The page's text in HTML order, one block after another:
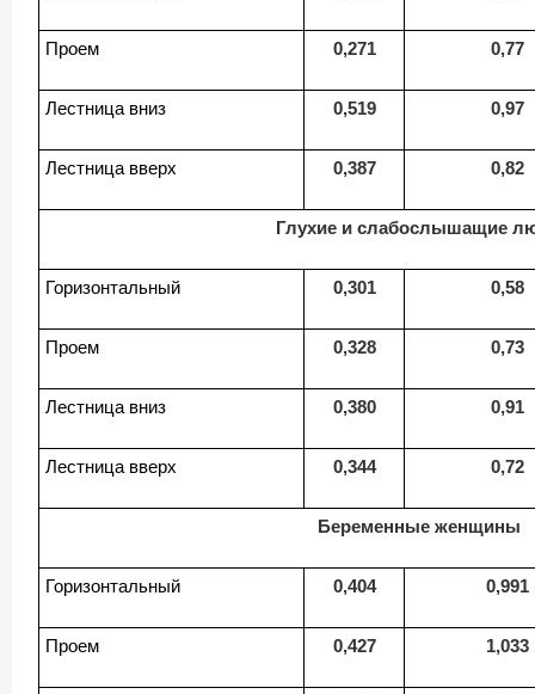
Проем 0,271 0,77
Лестница вниз 0,519 0,97
Лестница вверх 0,387 0,82
Глухие и слабослышащие
Горизонтальный 0,301 0,58
Проем 0,328 0,73
Лестница вниз 0,380 0,91
Лестница вверх 0,344 0,72
Беременные женщины
Горизонтальный 0,404 0,991
Проем 0,427 1,033